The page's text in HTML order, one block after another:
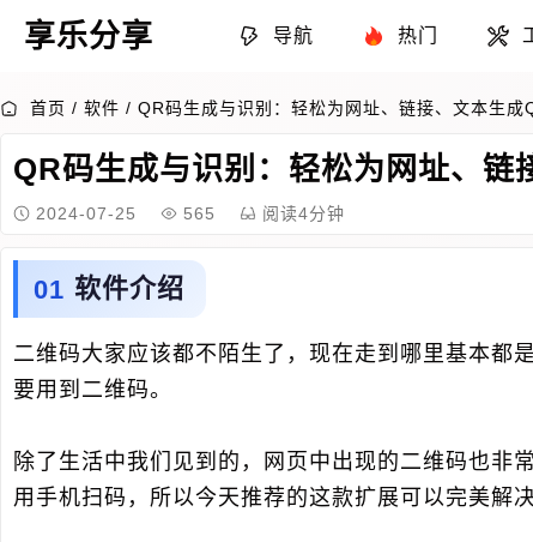
享乐分享 导航 热门
首页 / 软件 / QR码生成与识别：轻松为网址、链接、文本生成
QR码生成与识别：轻松为网址、链
2024-07-25 565 阅读4分钟
软件介绍
二维码大家应该都不陌生了，现在走到哪里基本都
要用到二维码。
除了生活中我们见到的，网页中出现的二维码也非
用手机扫码，所以今天推荐的这款扩展可以完美解决